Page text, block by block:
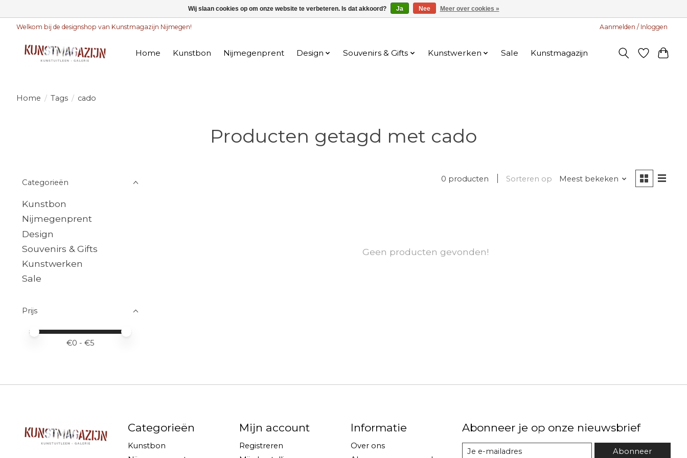
Welkom bij de designshop van Kunstmagazijn Nijmegen! Aanmelden / Inloggen
Home Kunstbon Nijmegenprent Design Souvenirs & Gifts Kunstwerken Sale Kunstmagazijn
Home / Tags / cado
Producten getagd met cado
Categorieën
Kunstbon
Nijmegenprent
Design
Souvenirs & Gifts
Kunstwerken
Sale
Prijs
Minimale prijswaarde
Price maximum value
€0 - €5
0 producten Sorteren op Meest bekeken
Geen producten gevonden!
Categorieën
Kunstbon
Mijn account
Registreren
Informatie
Over ons
Abonneer je op onze nieuwsbrief
Abonneer
Wij slaan cookies op om onze website te verbeteren. Is dat akkoord? Ja Nee Meer over cookies »